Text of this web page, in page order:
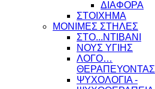
ΔΙΑΦΟΡΑ
ΣΤΟΙΧΗΜΑ
ΜΟΝΙΜΕΣ ΣΤΗΛΕΣ
ΣΤΟ...ΝΤΙΒΑΝΙ
ΝΟΥΣ ΥΓΙΗΣ
ΛΟΓΟ…
ΘΕΡΑΠΕΥΟΝΤΑΣ
ΨΥΧΟΛΟΓΙΑ -